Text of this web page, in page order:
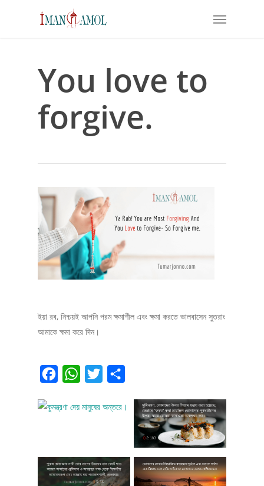
Menu
You love to
forgive.
ইয়া রব, নিশ্চয়ই আপনি পরম ক্ষমাশীল এবং ক্ষমা করতে ভালবাসেন সুতরাং
আমাকে ক্ষমা করে দিন।
FacebookWhatsApp
Twitter